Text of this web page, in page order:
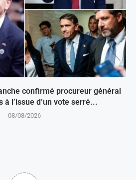
confirmé procureur général
à l’issue d’un vote serré...
08/08/2026